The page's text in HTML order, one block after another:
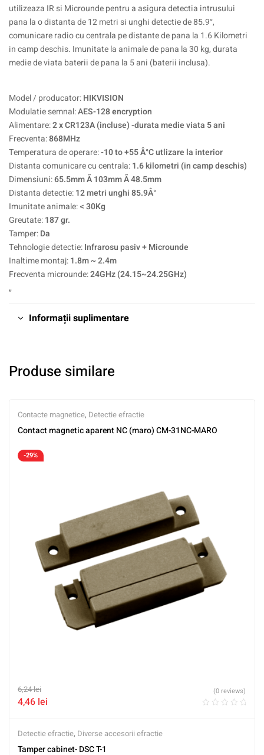
utilizeaza IR si Microunde pentru a asigura detectia intrusului
pana la o distanta de 12 metri si unghi detectie de 85.9°,
comunicare radio cu centrala pe distante de pana la 1.6 Kilometri
in camp deschis. Imunitate la animale de pana la 30 kg, durata
medie de viata baterii de pana la 5 ani (baterii inclusa).
Model / producator:HIKVISION
Modulatie semnal:AES-128 encryption
Alimentare:2 x CR123A (incluse) -durata medie viata 5 ani
Frecventa:868MHz
Temperatura de operare:-10 to +55 Â°C utlizare la interior
Distanta comunicare cu centrala:1.6 kilometri (in camp deschis)
Dimensiuni:65.5mm Ã 103mm Ã 48.5mm
Distanta detectie:12 metri unghi 85.9Â°
Imunitate animale:< 30Kg
Greutate:187 gr.
Tamper:Da
Tehnologie detectie:Infrarosu pasiv + Microunde
Inaltime montaj:1.8m ~ 2.4m
Frecventa microunde:24GHz (24.15~24.25GHz)
„
Informații suplimentare
Produse similare
Contacte magnetice, Detectie efractie
Contact magnetic aparent NC (maro) CM-31NC-MARO
-29%
6,24lei
4,46 lei
(0 reviews)
Detectie efractie, Diverse accesorii efractie
Tamper cabinet- DSC T-1